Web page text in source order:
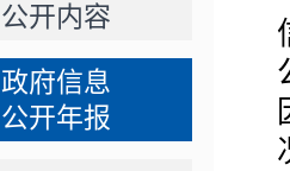
公开内容
政府信息
公开年报